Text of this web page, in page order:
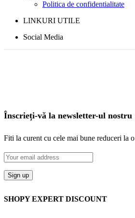
Politica de confidentialitate
LINKURI UTILE
Social Media
Înscrieți-vă la newsletter-ul nostru
Fiti la curent cu cele mai bune reduceri la
SHOPY EXPERT DISCOUNT